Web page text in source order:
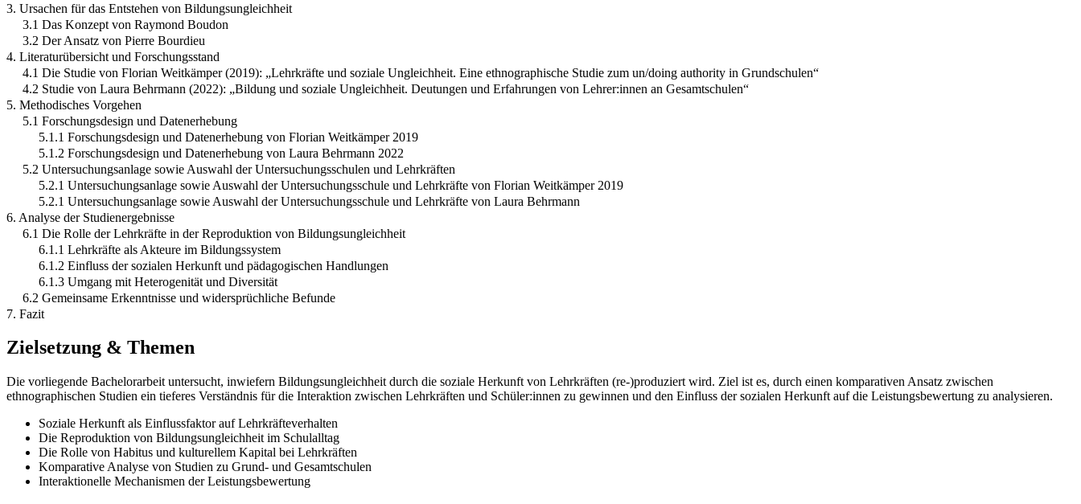
3. Ursachen für das Entstehen von Bildungsungleichheit
3.1 Das Konzept von Raymond Boudon
3.2 Der Ansatz von Pierre Bourdieu
4. Literaturübersicht und Forschungsstand
4.1 Die Studie von Florian Weitkämper (2019): „Lehrkräfte und soziale Ungleichheit. Eine ethnographische Studie zum un/doing authority in Grundschulen“
4.2 Studie von Laura Behrmann (2022): „Bildung und soziale Ungleichheit. Deutungen und Erfahrungen von Lehrer:innen an Gesamtschulen“
5. Methodisches Vorgehen
5.1 Forschungsdesign und Datenerhebung
5.1.1 Forschungsdesign und Datenerhebung von Florian Weitkämper 2019
5.1.2 Forschungsdesign und Datenerhebung von Laura Behrmann 2022
5.2 Untersuchungsanlage sowie Auswahl der Untersuchungsschulen und Lehrkräften
5.2.1 Untersuchungsanlage sowie Auswahl der Untersuchungsschule und Lehrkräfte von Florian Weitkämper 2019
5.2.1 Untersuchungsanlage sowie Auswahl der Untersuchungsschule und Lehrkräfte von Laura Behrmann
6. Analyse der Studienergebnisse
6.1 Die Rolle der Lehrkräfte in der Reproduktion von Bildungsungleichheit
6.1.1 Lehrkräfte als Akteure im Bildungssystem
6.1.2 Einfluss der sozialen Herkunft und pädagogischen Handlungen
6.1.3 Umgang mit Heterogenität und Diversität
6.2 Gemeinsame Erkenntnisse und widersprüchliche Befunde
7. Fazit
Zielsetzung & Themen
Die vorliegende Bachelorarbeit untersucht, inwiefern Bildungsungleichheit durch die soziale Herkunft von Lehrkräften (re-)produziert wird. Ziel ist es, durch einen komparativen Ansatz zwischen
ethnographischen Studien ein tieferes Verständnis für die Interaktion zwischen Lehrkräften und Schüler:innen zu gewinnen und den Einfluss der sozialen Herkunft auf die Leistungsbewertung zu analysieren.
Soziale Herkunft als Einflussfaktor auf Lehrkräfteverhalten
Die Reproduktion von Bildungsungleichheit im Schulalltag
Die Rolle von Habitus und kulturellem Kapital bei Lehrkräften
Komparative Analyse von Studien zu Grund- und Gesamtschulen
Interaktionelle Mechanismen der Leistungsbewertung